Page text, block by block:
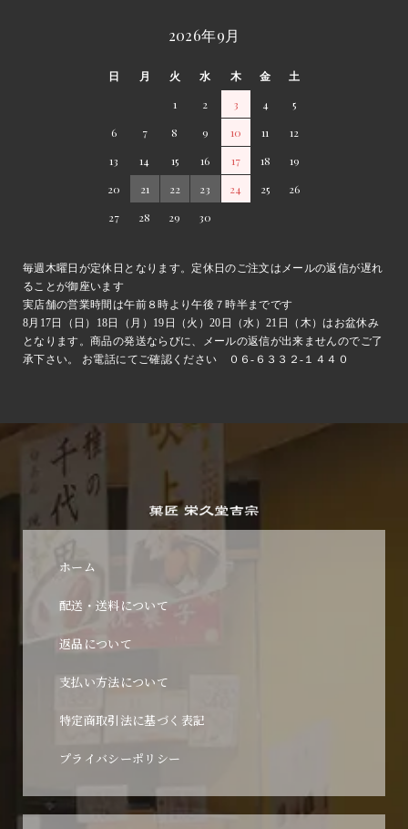
2026年9月
日 月 火 水 木 金
土
1
2 3 4
5
6
7 8 9 10 11
12
13
14 15 16 17 18
19
20
21 22 23 24 25
26
27
28 29 30
毎週木曜日が定休日となります。定休日のご注文はメールの返信が遅れ
ることが御座います
実店舗の営業時間は午前８時より午後７時半までです
8月17日（日）18日（月）19日（火）20日（水）21日（木）はお盆休み
となります。商品の発送ならびに、メールの返信が出来ませんのでご了
承下さい。 お電話にてご確認ください ０６-６３３２-１４４０
ホーム
配送・送料について
返品について
支払い方法について
特定商取引法に基づく表記
プライバシーポリシー